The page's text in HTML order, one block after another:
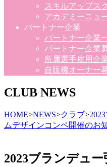
スキルアップス
アカデミーニュ
パートナー企業
パートナー企業
パートナー企業
所属選手雇用企
自販機オーナー
CLUB NEWS
HOME>NEWS>クラブ>
ムデザインコンペ開催のお
2023ブランデュ